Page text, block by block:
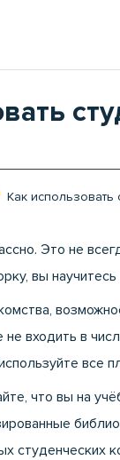
Как
Это не
вы
входить в
все
что вы на
студенческих